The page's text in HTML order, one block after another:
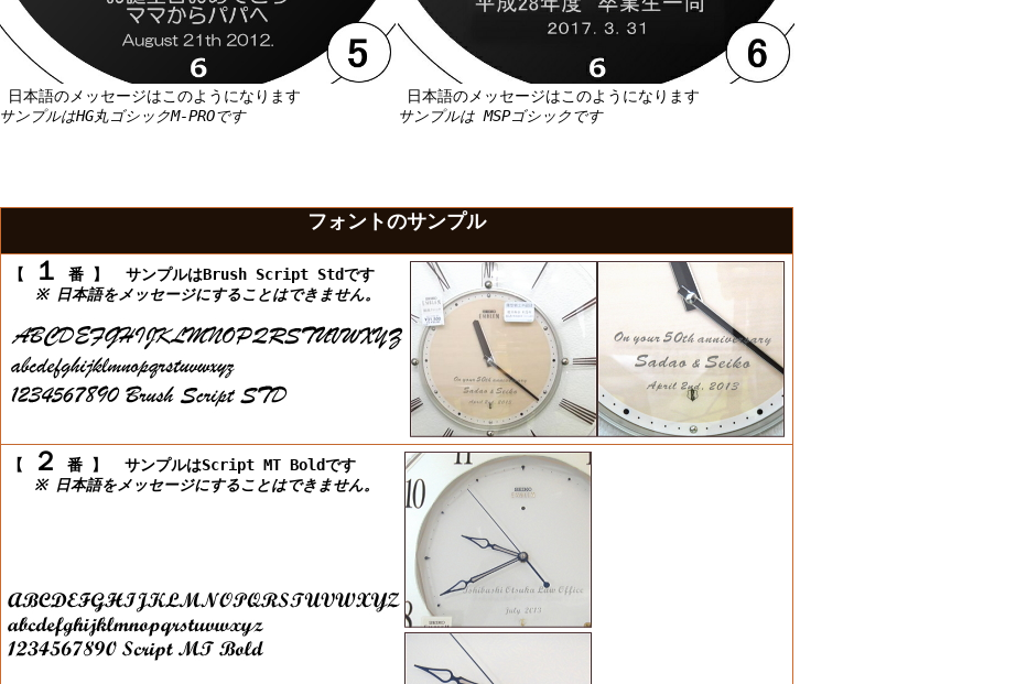
日本語のメッセージはこのようになります
サンプルはHG丸ゴシックM-PROです
日本語のメッセージはこのようになります
サンプルは MSPゴシックです
フォントのサンプル
【 １ 番 】
サンプルはBrush Script Stdです
※ 日本語をメッセージにすることはできません。
【 ２ 番 】
サンプルはScript MT Boldです
※ 日本語をメッセージにすることはできません。